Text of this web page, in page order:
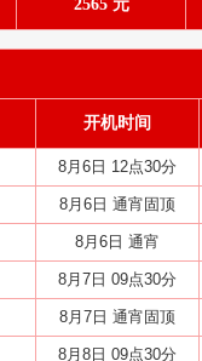
2565 元
开机时间
8月6日 12点30分
8月6日 通宵固顶
8月6日 通宵
8月7日 09点30分
8月7日 通宵固顶
8月8日 09点30分